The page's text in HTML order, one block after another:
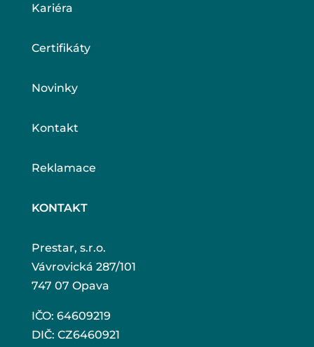
Kariéra
Certifikáty
Novinky
Kontakt
Reklamace
KONTAKT
Prestar, s.r.o.
Vávrovická 287/101
747 07 Opava
IČO: 64609219
DIČ: CZ6460921